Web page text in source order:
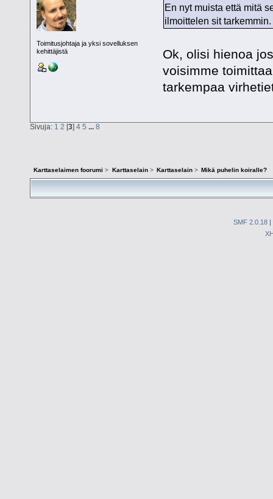
Toimitusjohtaja ja yksi sovelluksen
kehittäjistä
En nyt muista että mitä
ilmoittelen sit tarkemmin.
Ok, olisi hienoa
voisimme
tarkempaa
Sivuja: 1 2 [3] 4 5 ... 8
Karttaselaimen foorumi > Karttaselain> Karttaselain> Mikä puhelin koiralle?
SMF 2.0.18 |